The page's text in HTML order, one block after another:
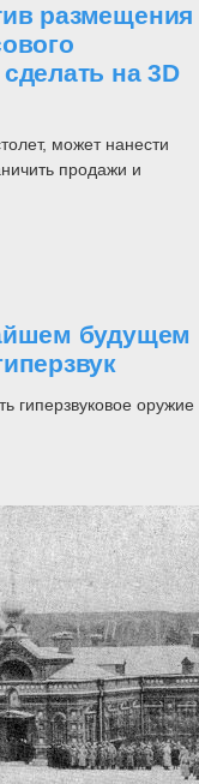
размещения
на 3D
может нанести
продажи и
будущем
гиперзвуковое оружие